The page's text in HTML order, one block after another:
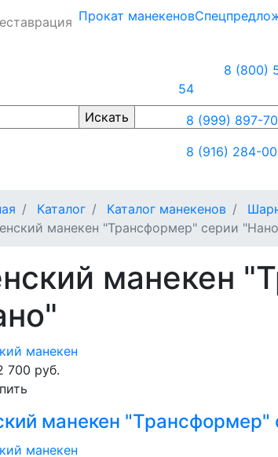
Прокат манекенов
8 (800)
54
8 (999) 897-
8 (916) 284-
Каталог Каталог манекенов
манекен "Трансформер" серии
манекен
700 руб.
манекен